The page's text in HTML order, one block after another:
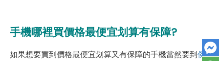
手機哪裡買價格最便宜划算有保障?
如果想要買到價格最便宜划算又有保障的手機當然要到傑